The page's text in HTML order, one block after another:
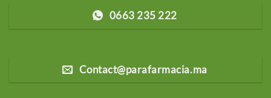
0663 235 222
Contact@parafarmacia.ma